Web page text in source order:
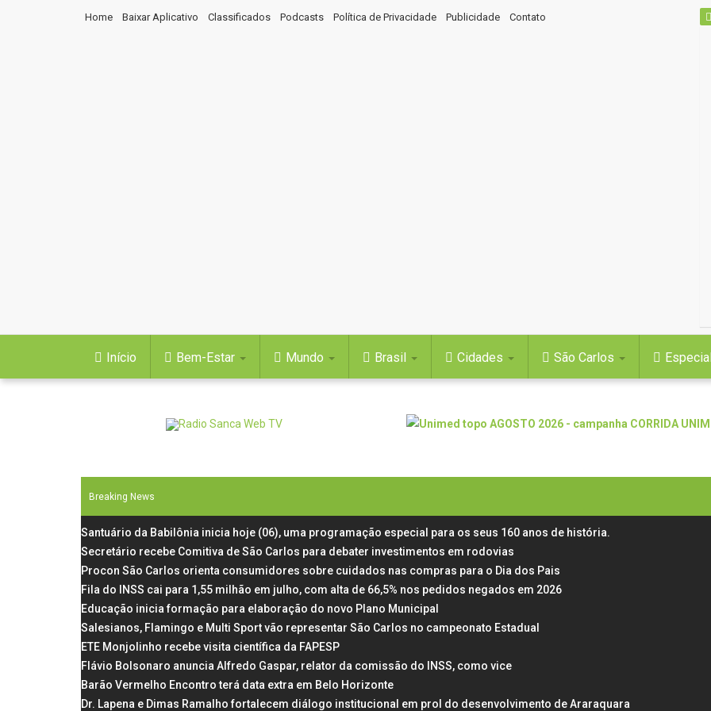
Home Baixar Aplicativo Classificados Podcasts Política de Privacidade Publicidade Contato
Início Bem-Estar Mundo Brasil Cidades São Carlos
Breaking News
Santuário da Babilônia inicia hoje (06), uma programação especial para os seus 160 anos de história.
Secretário recebe Comitiva de São Carlos para debater investimentos em rodovias
Procon São Carlos orienta consumidores sobre cuidados nas compras para o Dia dos Pais
Fila do INSS cai para 1,55 milhão em julho, com alta de 66,5% nos pedidos negados em 2026
Educação inicia formação para elaboração do novo Plano Municipal
Salesianos, Flamingo e Multi Sport vão representar São Carlos no campeonato Estadual
ETE Monjolinho recebe visita científica da FAPESP
Flávio Bolsonaro anuncia Alfredo Gaspar, relator da comissão do INSS, como vice
Barão Vermelho Encontro terá data extra em Belo Horizonte
Dr. Lapena e Dimas Ramalho fortalecem diálogo institucional em prol do desenvolvimento de Araraquara